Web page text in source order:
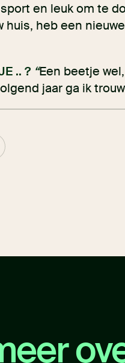
en leuk om te
heb een
.. ? “Een beetje
jaar ga ik